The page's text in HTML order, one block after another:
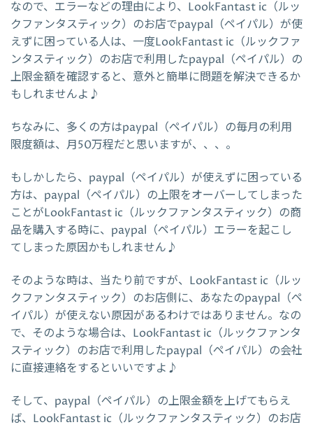
なので、エラーなどの理由により、LookFantast ic（ルッ
クファンタスティック）のお店でpaypal（ペイパル）が使
えずに困っている人は、一度LookFantast ic（ルックファ
ンタスティック）のお店で利用したpaypal（ペイパル）の
上限金額を確認すると、意外と簡単に問題を解決できるか
もしれませんよ♪
ちなみに、多くの方はpaypal（ペイパル）の毎月の利用
限度額は、月50万程だと思いますが、、、。
もしかしたら、paypal（ペイパル）が使えずに困っている
方は、paypal（ペイパル）の上限をオーバーしてしまった
ことがLookFantast ic（ルックファンタスティック）の商
品を購入する時に、paypal（ペイパル）エラーを起こし
てしまった原因かもしれません♪
そのような時は、当たり前ですが、LookFantast ic（ルッ
クファンタスティック）のお店側に、あなたのpaypal（ペ
イパル）が使えない原因があるわけではありません。なの
で、そのような場合は、LookFantast ic（ルックファンタ
スティック）のお店で利用したpaypal（ペイパル）の会社
に直接連絡をするといいですよ♪
そして、paypal（ペイパル）の上限金額を上げてもらえ
ば、LookFantast ic（ルックファンタスティック）のお店